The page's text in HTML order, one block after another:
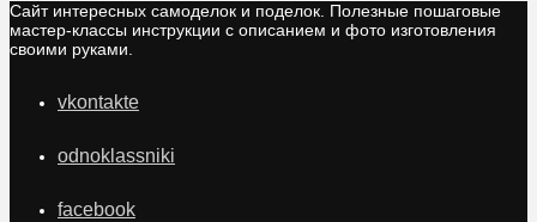
Сайт интересных самоделок и поделок. Полезные пошаговые
мастер-классы инструкции с описанием и фото изготовления
своими руками.
vkontakte
odnoklassniki
facebook